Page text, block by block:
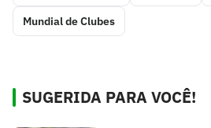
Mundial de Clubes
SUGERIDA PARA VOCÊ!